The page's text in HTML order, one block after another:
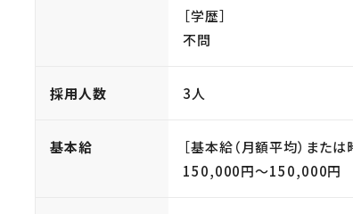
［学歴］
不問
採用人数 3人
基本給
［基本給（月額平均）または
150,000円〜150,000円